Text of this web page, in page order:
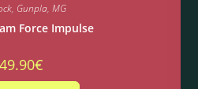
, Gunpla, MG
Force Impulse
49.90€